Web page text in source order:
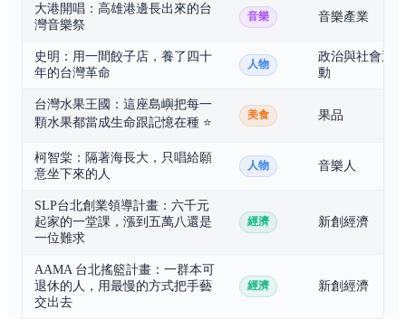
大港開唱：高雄港邊長出來的台
灣音樂祭
音樂 音樂產業
史明：用一間餃子店，養了四十
年的台灣革命
人物
政治與社會運
動
台灣水果王國：這座島嶼把每一
顆水果都當成生命跟記憶在種⭐
美食 果品
柯智棠：隔著海長大，只唱給願
意坐下來的人
人物 音樂人
SLP台北創業領導計畫：六千元
起家的一堂課，漲到五萬八還是
一位難求
經濟 新創經濟
AAMA 台北搖籃計畫：一群本可
退休的人，用最慢的方式把手藝
交出去
經濟 新創經濟